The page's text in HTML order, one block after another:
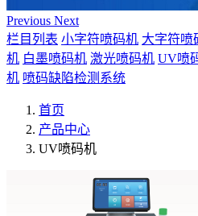
Previous Next
栏目列表 小字符喷码机 大字符喷
机 白墨喷码机 激光喷码机 UV喷
机 喷码缺陷检测系统
首页
产品中心
UV喷码机